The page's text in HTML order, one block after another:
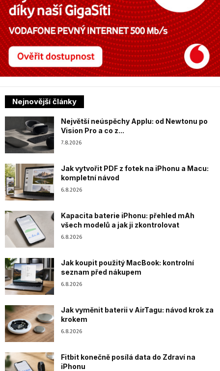
Nejnovější články
Největší neúspěchy Applu: od Newtonu po
Vision Pro a co z...
7.8.2026
Jak vytvořit PDF z fotek na iPhonu a Macu:
kompletní návod
6.8.2026
Kapacita baterie iPhonu: přehled mAh
všech modelů a jak ji zkontrolovat
6.8.2026
Jak koupit použitý MacBook: kontrolní
seznam před nákupem
6.8.2026
Jak vyměnit baterii v AirTagu: návod krok za
krokem
6.8.2026
Fitbit konečně posílá data do Zdraví na
iPhonu